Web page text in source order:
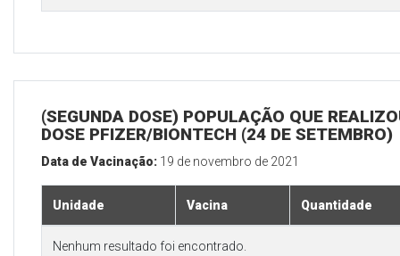
(SEGUNDA DOSE) POPULAÇÃO QUE
DOSE PFIZER/BIONTECH (24 DE SETEMBRO)
Data de Vacinação: 19 de novembro de 2021
Unidade Vacina Quantidade
Nenhum resultado foi encontrado.